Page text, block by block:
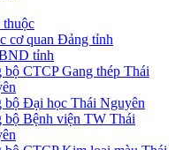
cơ quan Đảng tỉnh
tỉnh
bộ CTCP Gang thép Thái
bộ Đại học Thái Nguyên
bộ Bệnh viện TW Thái